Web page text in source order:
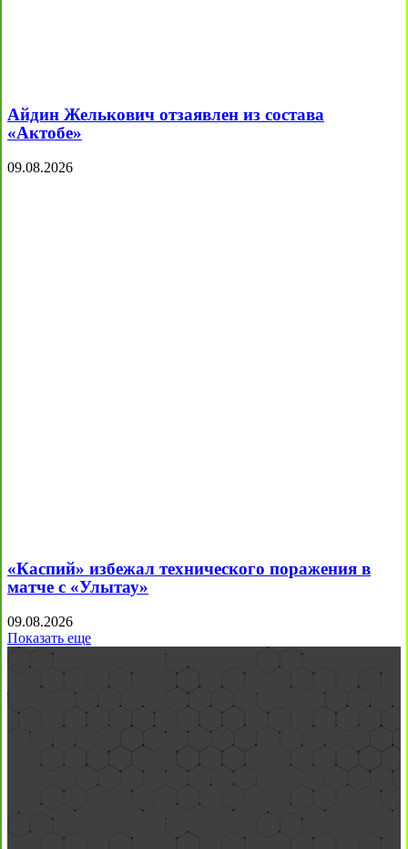
Айдин Желькович отзаявлен из состава
«Актобе»
09.08.2026
«Каспий» избежал технического поражения в
матче с «Улытау»
09.08.2026
Показать еще